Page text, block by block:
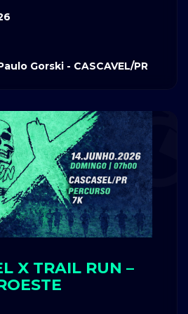
Gorski - CASCAVEL/PR
X TRAIL RUN –